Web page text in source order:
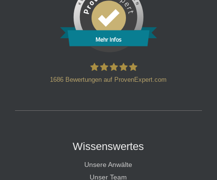
Mehr Infos
1686 Bewertungen auf ProvenExpert.com
Wissenswertes
Unsere Anwälte
Unser Team